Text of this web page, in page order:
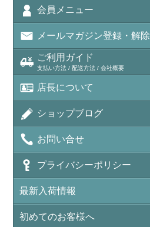
会員メニュー
メールマガジン登録・解除
ご利用ガイド
支払い方法 / 配送方法 / 会社概要
店長について
ショップブログ
お問い合せ
プライバシーポリシー
最新入荷情報
初めてのお客様へ